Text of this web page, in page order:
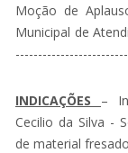
Moção de
Municipal de
INDICAÇÕES –
Cecilio da Silva -
de material